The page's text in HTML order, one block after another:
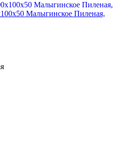
Малыгинское Пиленая,